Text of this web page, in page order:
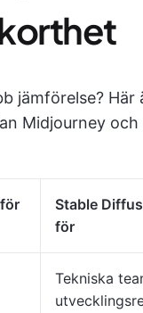
jämförelse?
Midjourney
Stable
för
Tekniska